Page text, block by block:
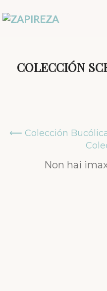
COLECCIÓN
⟵ Colección
Non hai